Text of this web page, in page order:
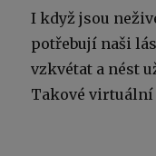
I když jsou
potřebují naši
vzkvétat a nést
Takové virtuální